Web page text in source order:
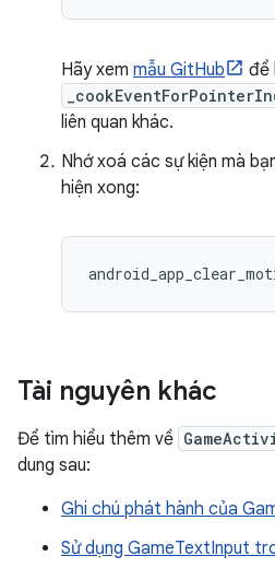
Hãy xem mẫu GitHub để
liên quan khác.
Nhớ xoá các sự kiện mà
hiện xong:
Tài nguyên khác
Để tìm hiểu thêm về
dung sau:
Ghi chú phát hành của
Sử dụng GameTextInput